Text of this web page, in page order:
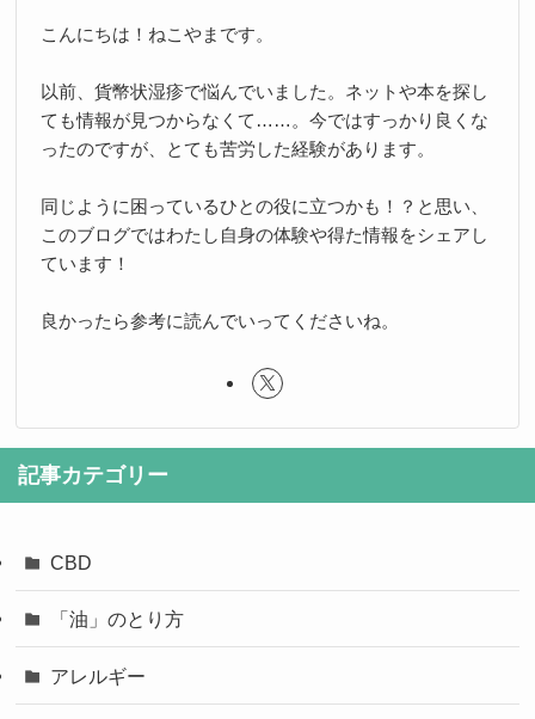
こんにちは！ねこやまです。
以前、貨幣状湿疹で悩んでいました。ネットや本を探し
ても情報が見つからなくて……。今ではすっかり良くな
ったのですが、とても苦労した経験があります。
同じように困っているひとの役に立つかも！？と思い、
このブログではわたし自身の体験や得た情報をシェアし
ています！
良かったら参考に読んでいってくださいね。
記事カテゴリー
CBD
「油」のとり方
アレルギー